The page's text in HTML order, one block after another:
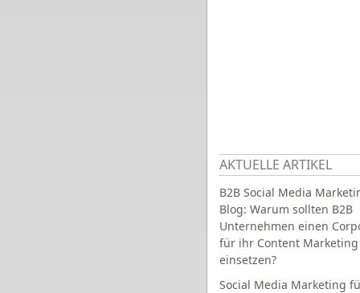
AKTUELLE ARTIKEL
B2B Social Media
Blog: Warum sollten B2B
Unternehmen einen
für ihr Content Marketing
einsetzen?
Social Media Marketing